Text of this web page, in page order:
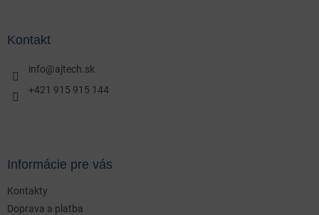
Kontakt
info@ajtech.sk
+421 915 915 144
Informácie pre vás
Kontakty
Doprava a platba